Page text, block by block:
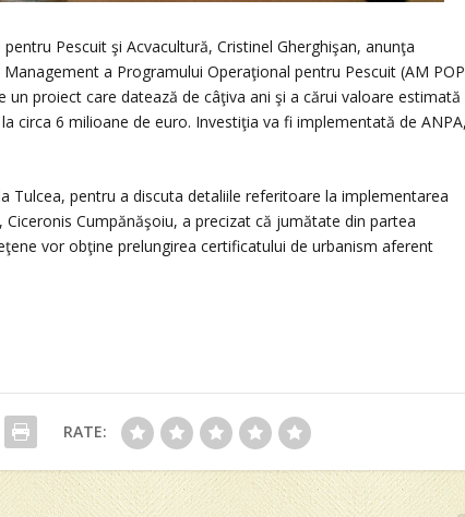
Pescuit şi Acvacultură, Cristinel Gherghişan, anunţa
a Programului Operaţional pentru Pescuit (AM
un proiect care datează de câţiva ani şi a cărui valoare estimată
circa 6 milioane de euro. Investiţia va fi implementată de
Tulcea, pentru a discuta detaliile referitoare la implementarea
Cumpănăşoiu, a precizat că jumătate din partea
vor obţine prelungirea certificatului de urbanism aferent
RATE: